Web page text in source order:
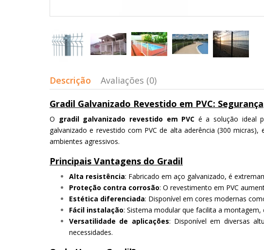
Descrição
Avaliações (0)
Gradil Galvanizado Revestido em PVC:
O gradil galvanizado revestido em PVC é a solução ideal
galvanizado e revestido com PVC de alta aderência (300
ambientes agressivos.
Principais Vantagens do Gradil
Alta resistência: Fabricado em aço galvanizado, é
Proteção contra corrosão: O revestimento em PVC
Estética diferenciada: Disponível em cores modernas
Fácil instalação: Sistema modular que facilita a
Versatilidade de aplicações: Disponível em diversas
necessidades.